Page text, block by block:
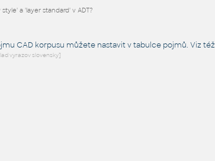
a 'layer standard' v ADT?
CAD korpusu můžete nastavit v tabulce pojmů. Viz též
vyrazov slovensky]